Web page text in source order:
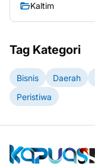
Kaltim
Tag Kategori
Bisnis Daerah
Peristiwa